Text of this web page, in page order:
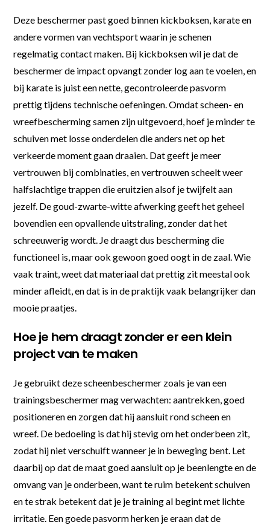
Deze beschermer past goed binnen kickboksen, karate en
andere vormen van vechtsport waarin je schenen
regelmatig contact maken. Bij kickboksen wil je dat de
beschermer de impact opvangt zonder log aan te voelen, en
bij karate is juist een nette, gecontroleerde pasvorm
prettig tijdens technische oefeningen. Omdat scheen- en
wreefbescherming samen zijn uitgevoerd, hoef je minder te
schuiven met losse onderdelen die anders net op het
verkeerde moment gaan draaien. Dat geeft je meer
vertrouwen bij combinaties, en vertrouwen scheelt weer
halfslachtige trappen die eruitzien alsof je twijfelt aan
jezelf. De goud-zwarte-witte afwerking geeft het geheel
bovendien een opvallende uitstraling, zonder dat het
schreeuwerig wordt. Je draagt dus bescherming die
functioneel is, maar ook gewoon goed oogt in de zaal. Wie
vaak traint, weet dat materiaal dat prettig zit meestal ook
minder afleidt, en dat is in de praktijk vaak belangrijker dan
mooie praatjes.
Hoe je hem draagt zonder er een klein
project van te maken
Je gebruikt deze scheenbeschermer zoals je van een
trainingsbeschermer mag verwachten: aantrekken, goed
positioneren en zorgen dat hij aansluit rond scheen en
wreef. De bedoeling is dat hij stevig om het onderbeen zit,
zodat hij niet verschuift wanneer je in beweging bent. Let
daarbij op dat de maat goed aansluit op je beenlengte en de
omvang van je onderbeen, want te ruim betekent schuiven
en te strak betekent dat je je training al begint met lichte
irritatie. Een goede pasvorm herken je eraan dat de